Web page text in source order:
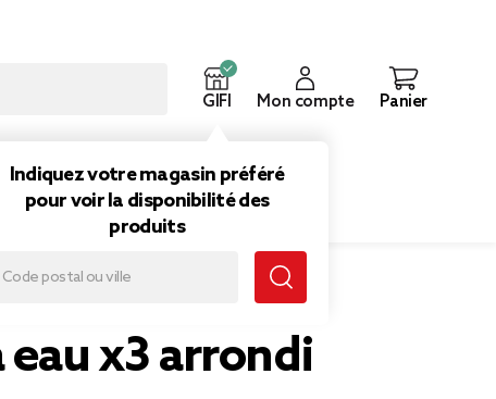
GIFI
Indiquez votre magasin préféré
pour voir la disponibilité des
produits
Mon compte Panier
eau x3 arrondi